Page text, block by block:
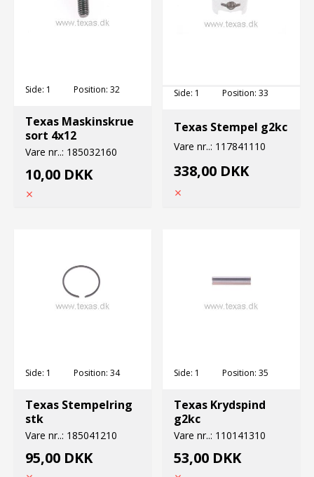
Side: 1 Position: 32
Texas Maskinskrue
sort 4x12
Vare nr..: 185032160
10,00 DKK
Side: 1 Position: 33
Texas Stempel g2kc
Vare nr..: 117841110
338,00 DKK
Side: 1 Position: 34
Texas Stempelring
stk
Vare nr..: 185041210
95,00 DKK
Side: 1 Position: 35
Texas Krydspind
g2kc
Vare nr..: 110141310
53,00 DKK